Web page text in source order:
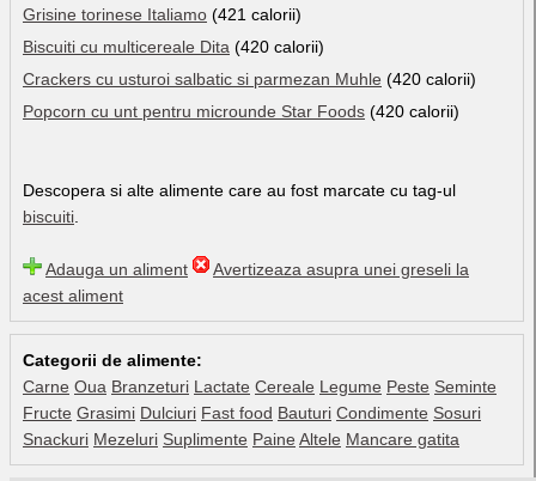
Grisine torinese Italiamo (421 calorii)
Biscuiti cu multicereale Dita (420 calorii)
Crackers cu usturoi salbatic si parmezan Muhle (420 calorii)
Popcorn cu unt pentru microunde Star Foods (420 calorii)
Descopera si alte alimente care au fost marcate cu tag-ul
biscuiti
Adauga un aliment
Avertizeaza asupra unei greseli la
acest aliment
Categorii de alimente:
Carne Oua Branzeturi Lactate Cereale Legume Peste Seminte
Fructe Grasimi Dulciuri Fast food Bauturi Condimente Sosuri
Snackuri Mezeluri Suplimente Paine Altele Mancare gatita